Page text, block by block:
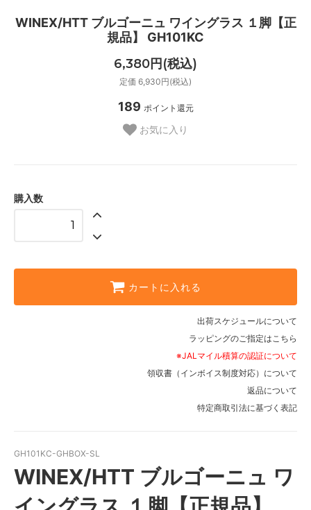
WINEX/HTT ブルゴーニュ ワイングラス １脚【正
規品】 GH101KC
6,380円(税込)
定価 6,930円(税込)
189 ポイント還元
お気に入り
購入数
カートに入れる
出荷スケジュールについて
ラッピングのご指定はこちら
※JALマイル積算の認証について
領収書（インボイス制度対応）について
返品について
特定商取引法に基づく表記
GH101KC-GHBOX-SL
WINEX/HTT ブルゴーニュ ワ